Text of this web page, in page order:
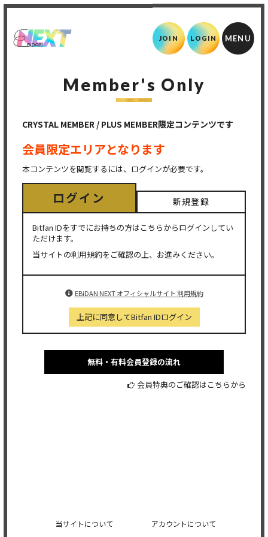
JOIN LOGIN
Member's Only
CRYSTAL MEMBER / PLUS MEMBER限定コンテンツです
会員限定エリアとなります
本コンテンツを閲覧するには、ログインが必要です。
ログイン 新規登録
Bitfan IDをすでにお持ちの方はこちらからログインしてい
ただけます。
当サイトの利用規約をご確認の上、お進みください。
EBiDAN NEXT オフィシャルサイト 利用規約
上記に同意してBitfan IDログイン
無料・有料会員登録の流れ
会員特典のご確認はこちらから
当サイトについて アカウントについて